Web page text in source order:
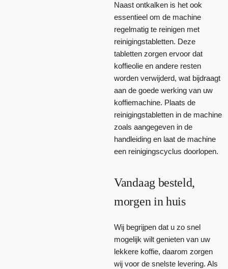
Naast ontkalken is het ook
essentieel om de machine
regelmatig te reinigen met
reinigingstabletten. Deze
tabletten zorgen ervoor dat
koffieolie en andere resten
worden verwijderd, wat bijdraagt
aan de goede werking van uw
koffiemachine. Plaats de
reinigingstabletten in de machine
zoals aangegeven in de
handleiding en laat de machine
een reinigingscyclus doorlopen.
Vandaag besteld,
morgen in huis
Wij begrijpen dat u zo snel
mogelijk wilt genieten van uw
lekkere koffie, daarom zorgen
wij voor de snelste levering. Als